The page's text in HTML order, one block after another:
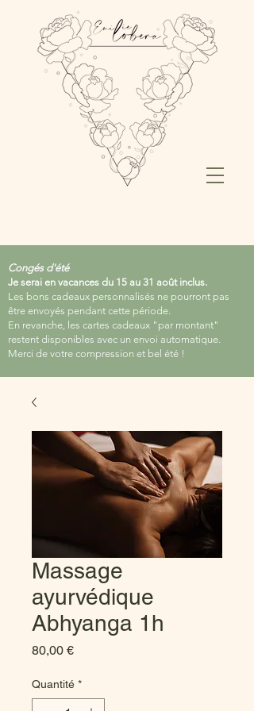
Congés d'été
Je serai en vacances du 15 au 31 août inclus.
Les bons cadeaux personnalisés ne pourront pas
être envoyés pendant cette période.
En revanche, les cartes cadeaux "par montant"
restent disponibles avec un envoi automatique.
Merci de votre compression et bel été !
Massage
ayurvédique
Abhyanga 1h
80,00 €Prix
Quantité *